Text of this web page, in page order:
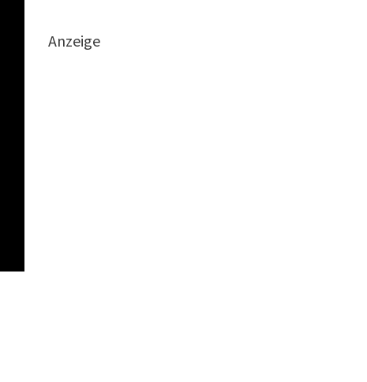
Anzeige